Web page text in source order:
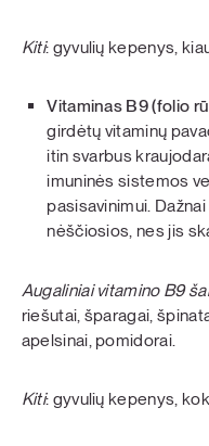
Kiti: gyvulių kepenys,
Vitaminas B9 (folio
girdėtų vitaminų
itin svarbus
imuninės sistemos
pasisavinimui.
nėščiosios, nes jis
Augaliniai vitamino B9
riešutai, šparagai,
apelsinai, pomidorai.
Kiti: gyvulių kepenys,